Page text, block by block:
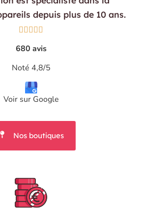
depuis plus de 10 ans.
    
680 avis
Noté 4,8/5
Voir sur Google
Nos boutiques